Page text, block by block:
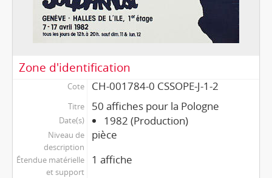
Zone d'identification
Cote CH-001784-0 CSSOPE-J-1-2
Titre 50 affiches pour la Pologne
Date(s) 1982 (Production)
Niveau de
description
pièce
Étendue matérielle
et support
1 affiche